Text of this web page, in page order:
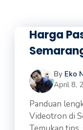
Harga
By Eko
April 8,
Panduan
Videotron di